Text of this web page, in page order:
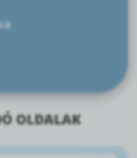
OLDALAK